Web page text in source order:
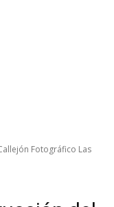
Fotográfico Las